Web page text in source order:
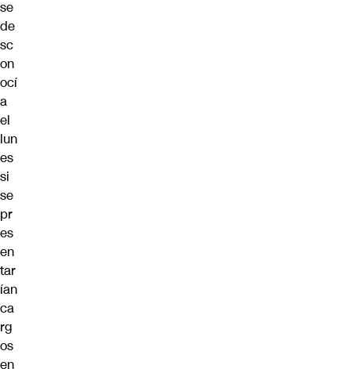
se
de
sc
on
ocí
a
el
lun
es
si
se
pr
es
en
tar
ían
ca
rg
os
en